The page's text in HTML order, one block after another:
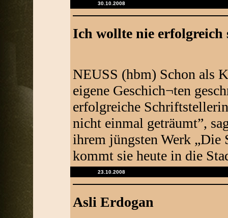
30.10.2008
Ich wollte nie erfolgreich
NEUSS (hbm) Schon als
eigene Geschich¬ten
erfolgreiche
nicht einmal geträumt”,
ihrem jüngsten Werk „Die
kommt sie heute in die
23.10.2008
Asli Erdogan